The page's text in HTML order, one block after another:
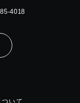
4018
いて